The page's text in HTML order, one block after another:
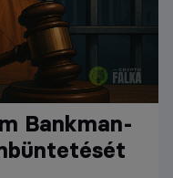
Bankman-